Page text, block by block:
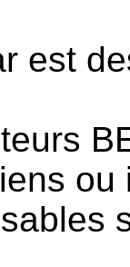
est
ou